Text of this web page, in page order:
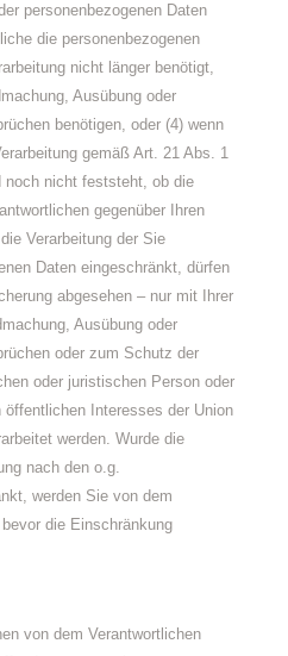
personenbezogenen Daten
die personenbezogenen
nicht länger benötigt,
Ausübung oder
benötigen, oder (4) wenn
gemäß Art. 21 Abs. 1
noch nicht feststeht, ob die
gegenüber Ihren
Verarbeitung der Sie
Daten eingeschränkt, dürfen
abgesehen – nur mit Ihrer
Ausübung oder
oder zum Schutz der
oder juristischen Person oder
Interesses der Union
werden. Wurde die
nach den o.g.
werden Sie von dem
die Einschränkung
von dem Verantwortlichen